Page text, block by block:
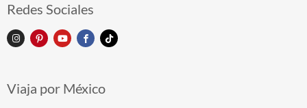
Redes Sociales
Viaja por México